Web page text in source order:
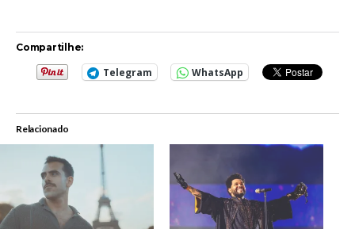
Compartilhe:
Telegram WhatsApp
Relacionado